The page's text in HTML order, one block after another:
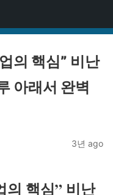
의 핵심” 비난
아래서 완벽
3년 ago
핵심” 비난